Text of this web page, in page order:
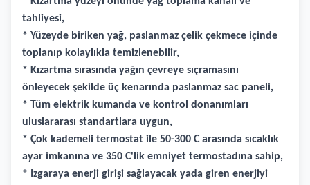
tahliyesi,
* Yüzeyde biriken yağ, paslanmaz çelik çekmece içinde
toplanıp kolaylıkla temizlenebilir,
* Kızartma sırasında yağın çevreye sıçramasını
önleyecek şekilde üç kenarında paslanmaz sac paneli,
* Tüm elektrik kumanda ve kontrol donanımları
uluslararası standartlara uygun,
* Çok kademeli termostat ile 50-300 C arasında sıcaklık
ayar imkanına ve 350 C'lik emniyet termostadına sahip,
* Izgaraya enerji girişi sağlayacak yada giren enerjiyi